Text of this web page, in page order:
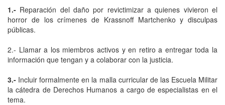
1.- Reparación del daño por revictimizar a quienes vivieron el
horror de los crímenes de Krassnoff Martchenko y disculpas
públicas.
2.- Llamar a los miembros activos y en retiro a entregar toda la
información que tengan y a colaborar con la justicia.
3.- Incluir formalmente en la malla curricular de las Escuela Militar
la cátedra de Derechos Humanos a cargo de especialistas en el
tema.